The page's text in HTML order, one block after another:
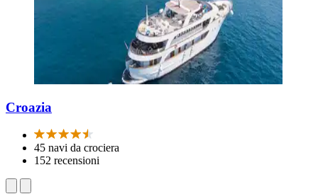
Croazia
45 navi da crociera
152 recensioni